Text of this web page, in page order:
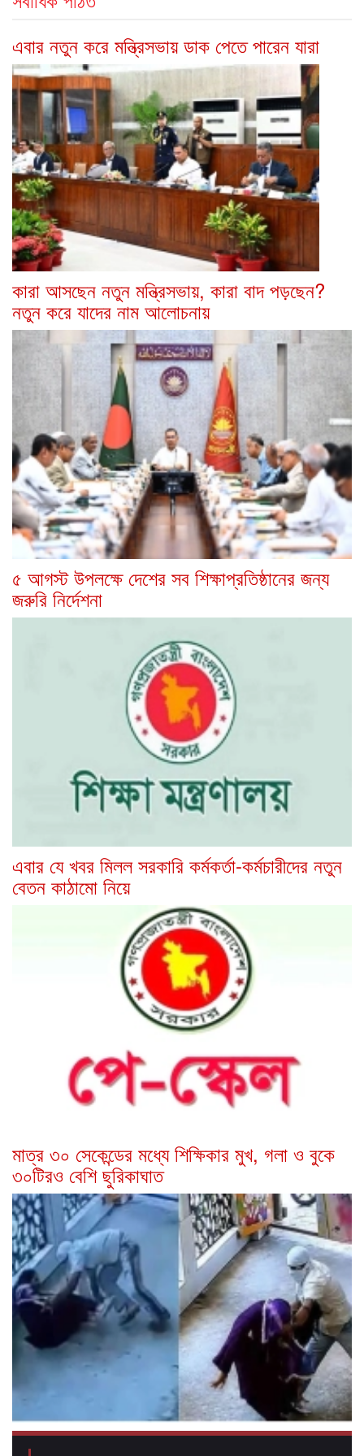
এবার নতুন করে মন্ত্রিসভায় ডাক পেতে পারেন যারা
কারা আসছেন নতুন মন্ত্রিসভায়, কারা বাদ পড়ছেন?
নতুন করে যাদের নাম আলোচনায়
৫ আগস্ট উপলক্ষে দেশের সব শিক্ষাপ্রতিষ্ঠানের জন্য
জরুরি নির্দেশনা
এবার যে খবর মিলল সরকারি কর্মকর্তা-কর্মচারীদের নতুন
বেতন কাঠামো নিয়ে
মাত্র ৩০ সেকেন্ডের মধ্যে শিক্ষিকার মুখ, গলা ও বুকে
৩০টিরও বেশি ছুরিকাঘাত